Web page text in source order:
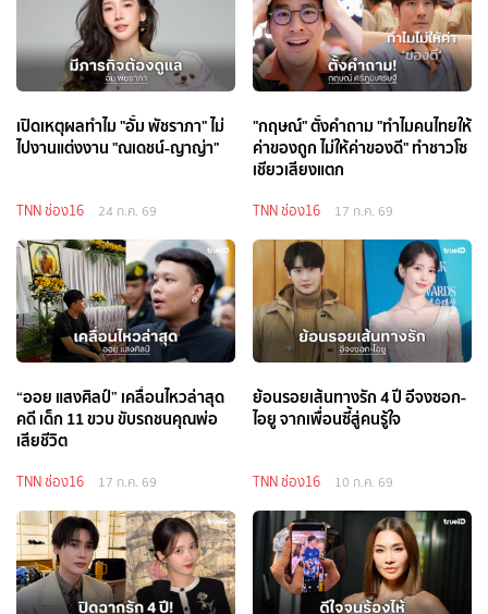
เปิดเหตุผลทำไม "อั้ม พัชราภา" ไม่
ไปงานแต่งงาน "ณเดชน์-ญาญ่า"
TNN ช่อง16 24 ก.ค. 69
"กฤษณ์" ตั้งคำถาม "ทำไมคนไทยให้
ค่าของถูก ไม่ให้ค่าของดี" ทำชาวโซ
เชียวเสียงแตก
TNN ช่อง16 17 ก.ค. 69
“ออย แสงศิลป์” เคลื่อนไหวล่าสุด
คดี เด็ก 11 ขวบ ขับรถชนคุณพ่อ
เสียชีวิต
TNN ช่อง16 17 ก.ค. 69
ย้อนรอยเส้นทางรัก 4 ปี อีจงซอก-
ไอยู จากเพื่อนซี้สู่คนรู้ใจ
TNN ช่อง16 10 ก.ค. 69